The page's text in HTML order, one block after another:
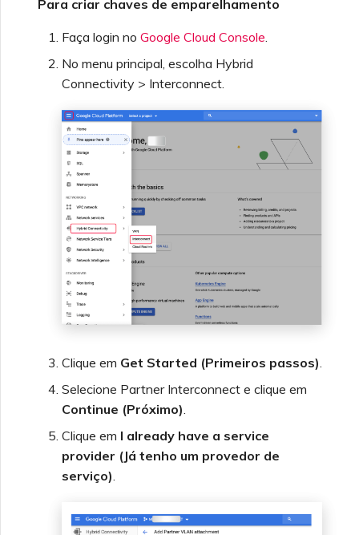
Para criar chaves de emparelhamento
Faça login no Google Cloud Console
No menu principal, escolha Hybrid
Connectivity > Interconnect.
Clique em Get Started (Primeiros passos)
Selecione Partner Interconnect e clique em
Continue (Próximo)
Clique em I already have a service
provider (Já tenho um provedor de
serviço)